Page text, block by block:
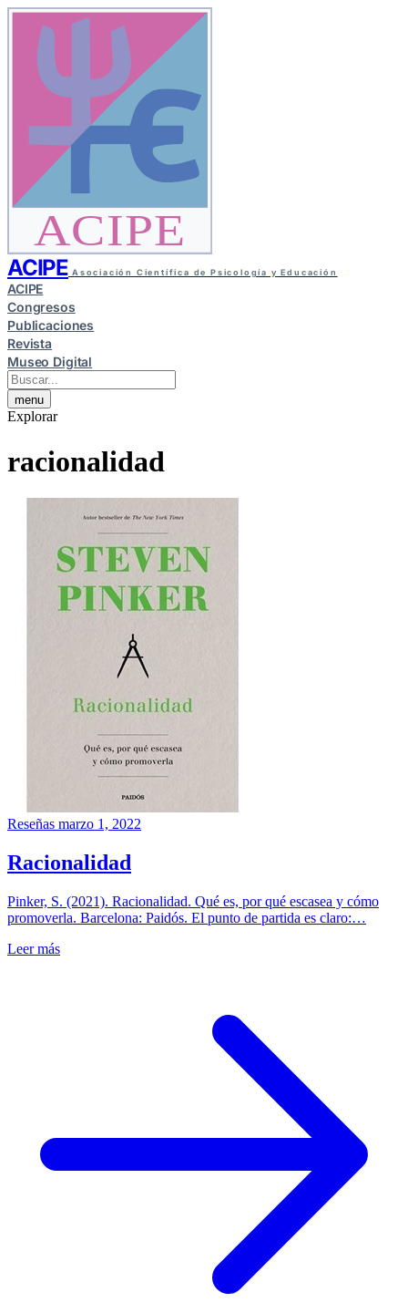
ACIPE
ACIPE Asociación Científica de Psicología y Educación
ACIPE
Congresos
Publicaciones
Revista
Museo Digital
menu
Explorar
racionalidad
Reseñas marzo 1, 2022
Racionalidad
Pinker, S. (2021). Racionalidad. Qué es, por qué escasea y cómo
promoverla. Barcelona: Paidós. El punto de partida es claro:…
Leer más